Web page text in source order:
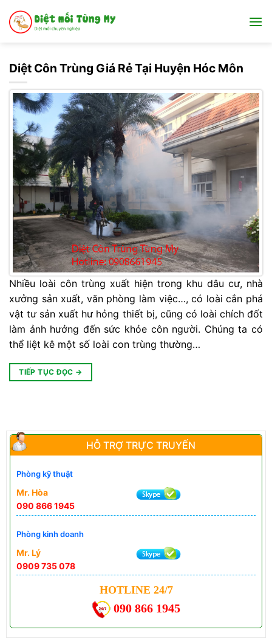
qua
HỖ TRỢ TRỰC TRUYẾN
Phòng kỹ thuật
Mr. Hòa
090 866 1945
Phòng kinh doanh
Mr. Lý
0909 735 078
HOTLINE 24/7
090 866 1945
Diệt Côn Trùng Giá Rẻ Tại Huyện Hóc Môn
Nhiều loài côn trùng xuất hiện trong khu dâu cư, nhà
xưởng sản xuất, văn phòng làm việc…, có loài cắn phá
vật tư sản xuất hư hỏng thiết bị, cũng có loài chích đốt
làm ảnh hưởng đến sức khỏe côn người. Chúng ta có
thể liệt kê một số loài con trùng thường…
TIẾP TỤC ĐỌC →